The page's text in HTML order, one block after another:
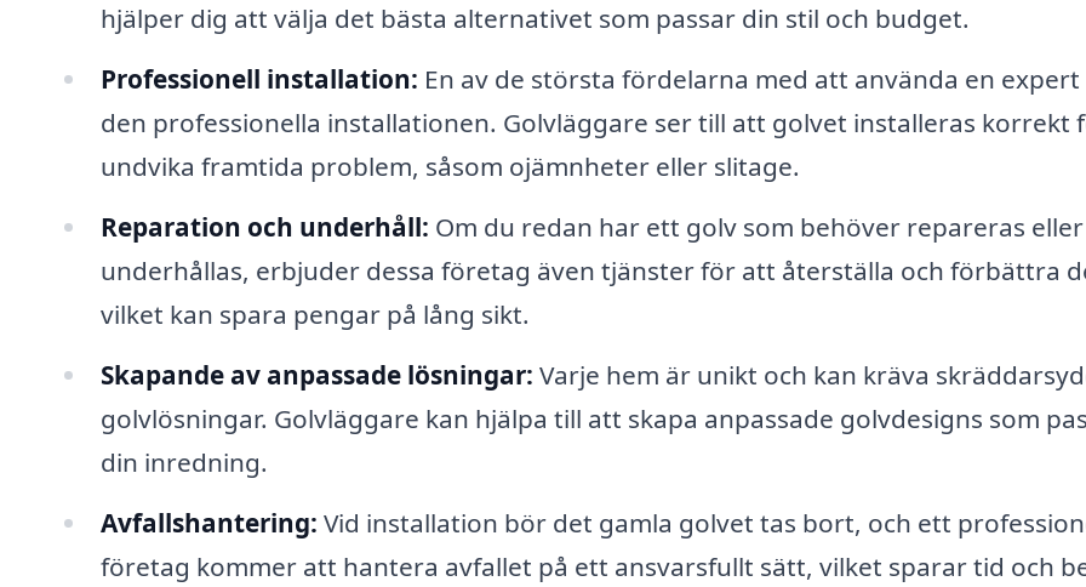
hjälper dig att välja det bästa alternativet som passar din stil och budget.
Professionell installation: En av de största fördelarna med att använda en expert
den professionella installationen. Golvläggare ser till att golvet installeras korrekt
undvika framtida problem, såsom ojämnheter eller slitage.
Reparation och underhåll: Om du redan har ett golv som behöver repareras eller
underhållas, erbjuder dessa företag även tjänster för att återställa och förbättra
vilket kan spara pengar på lång sikt.
Skapande av anpassade lösningar: Varje hem är unikt och kan kräva
golvlösningar. Golvläggare kan hjälpa till att skapa anpassade golvdesigns som
din inredning.
Avfallshantering: Vid installation bör det gamla golvet tas bort, och ett
företag kommer att hantera avfallet på ett ansvarsfullt sätt, vilket sparar tid och